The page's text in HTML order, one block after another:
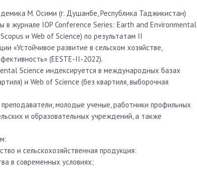
М. Осими (г. Душанбе, Республика Таджикистан)
в журнале IOP Conference Series: Earth and Environmental
и Web of Science) по результатам II
«Устойчивое развитие в сельском хозяйстве,
(EESTE-II-2022).
Science индексируется в международных базах
и Web of Science (без квартиля, выборочная
молодые ученые, работники профильных
и образовательных учреждений, а также
и сельскохозяйственная продукция:
в современных условиях;